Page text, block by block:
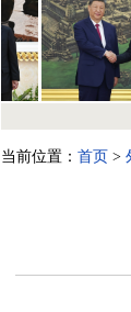
当前位置： 首页 >